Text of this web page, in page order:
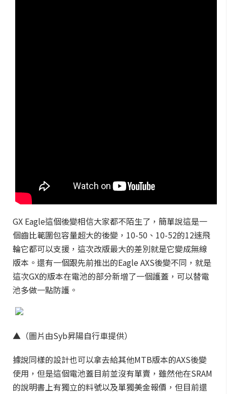
GX Eagle這個後變相信大家都不陌生了，簡單說這是一
個齒比範圍包容量超大的後變，10-50、10-52的12速飛
輪它都可以支援，這次改版最大的差別就是它變成無線
版本。還有一個跟先前推出的Eagle AXS後變不同，就是
這次GX的版本在電池的部分新增了一個護蓋，可以替電
池多做一點防護。
▲（圖片由Syb昇陽自行車提供）
據說同樣的設計也可以拿去給其他MTB版本的AXS後變
使用，但是這個電池蓋目前並沒有單賣，雖然他在SRAM
的說明書上有獨立的料號以及單獨美金報價，但目前還